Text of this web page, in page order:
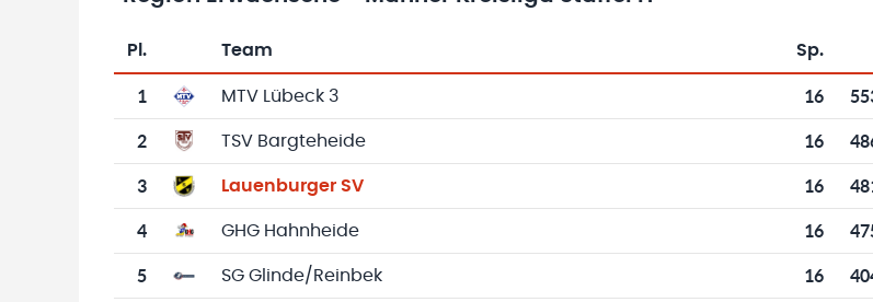
Tabelle mit Vereinsplatzierungen, Spielen, Toren und Punkten
Pl. Team Sp.
1 MTV Lübeck 3 16
2 TSV Bargteheide 16
3 Lauenburger SV 16
4 GHG Hahnheide 16
5 SG Glinde/Reinbek 16